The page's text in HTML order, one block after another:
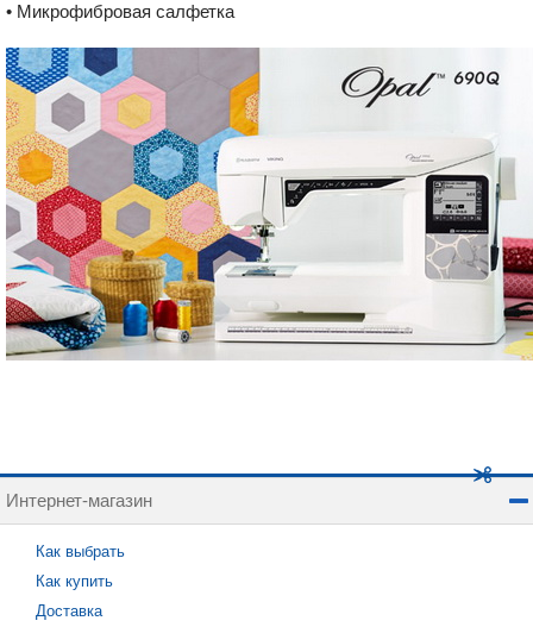
• Микрофибровая салфетка
Интернет-магазин
Как выбрать
Как купить
Доставка